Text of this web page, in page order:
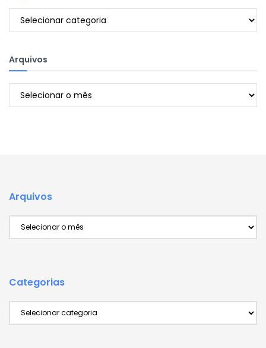
Categorias
Arquivos
Arquivos
Arquivos
Arquivos
Categorias
Categorias